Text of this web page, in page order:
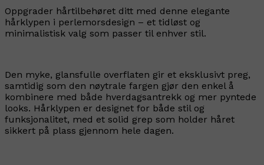
Oppgrader hårtilbehøret ditt med denne elegante
hårklypen i perlemorsdesign – et tidløst og
minimalistisk valg som passer til enhver stil.
Den myke, glansfulle overflaten gir et eksklusivt preg,
samtidig som den nøytrale fargen gjør den enkel å
kombinere med både hverdagsantrekk og mer pyntede
looks. Hårklypen er designet for både stil og
funksjonalitet, med et solid grep som holder håret
sikkert på plass gjennom hele dagen.